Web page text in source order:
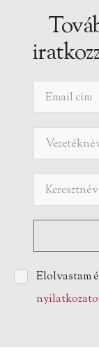
Elolvastam